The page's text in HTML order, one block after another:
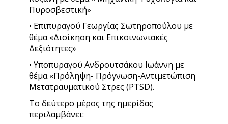
Πυροσβεστική»
• Επιπυραγού Γεωργίας Σωτηροπούλου με
θέμα «Διοίκηση και Επικοινωνιακές
Δεξιότητες»
• Υποπυραγού Ανδρουτσάκoυ Ιωάννη με
θέμα «Πρόληψη- Πρόγνωση-Αντιμετώπιση
Μετατραυματικού Στρες (PTSD).
Το δεύτερο μέρος της ημερίδας
περιλαμβάνει: